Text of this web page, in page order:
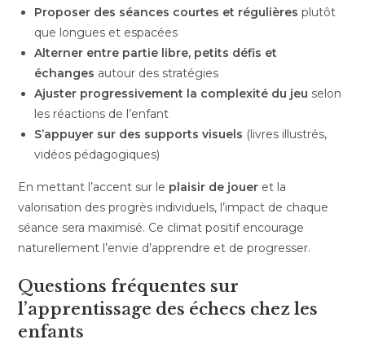
Proposer des séances courtes et régulières plutôt
que longues et espacées
Alterner entre partie libre, petits défis et
échanges autour des stratégies
Ajuster progressivement la complexité du jeu selon
les réactions de l’enfant
S’appuyer sur des supports visuels (livres illustrés,
vidéos pédagogiques)
En mettant l’accent sur le plaisir de jouer et la
valorisation des progrès individuels, l’impact de chaque
séance sera maximisé. Ce climat positif encourage
naturellement l’envie d’apprendre et de progresser.
Questions fréquentes sur
l’apprentissage des échecs chez les
enfants